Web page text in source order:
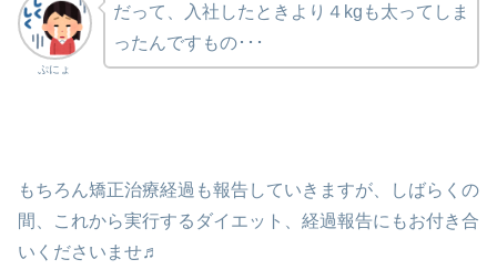
ぷにょ
だって、入社したときより４kgも太ってしま
ったんですもの･･･
もちろん矯正治療経過も報告していきますが、しばらくの
間、これから実行するダイエット、経過報告にもお付き合
いくださいませ♬